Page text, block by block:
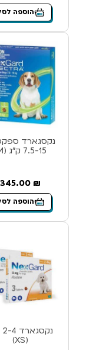
הוספה
נקסגארד
7.5-15 ק”ג (M)
345.00 ₪
הוספה
(XS)